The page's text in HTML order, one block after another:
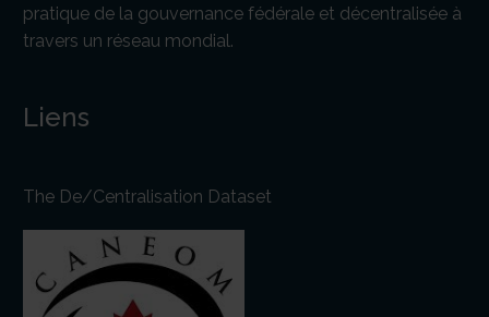
pratique de la gouvernance fédérale et décentralisée à
travers un réseau mondial.
Liens
The De/Centralisation Dataset